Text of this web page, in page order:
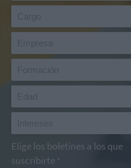
Elige los boletines a los que
suscribirte *